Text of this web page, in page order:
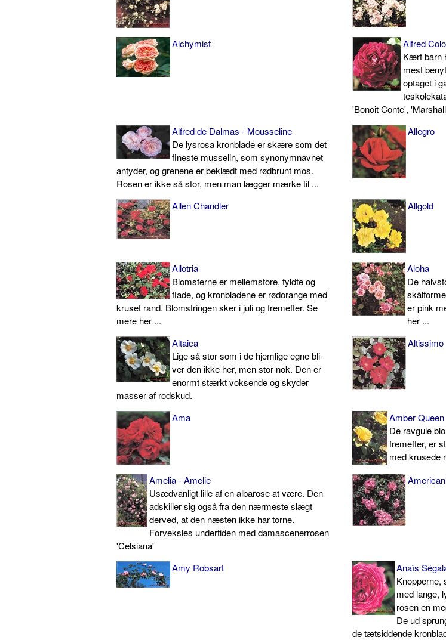
Alchymist
Alfred
Kært barn
mest
optaget i
'Bonoit Conte',
Alfred de Dalmas - Mousseline
De lysrosa kronblade er skære som det
fineste musselin, som synonymnavnet
antyder, og grenene er beklædt med rødbrunt mos.
Rosen er ikke så stor, men man lægger mærke til ...
Allegro
Allen Chandler Allgold
Allotria
Blomsterne er mellemstore, fyldte og
flade, og kronblade­ne er rødorange med
kruset rand. Blomstringen sker i juli og fremefter. Se
mere her ...
Aloha
De
er pink
her ...
Altaica
Lige så stor som i de hjemlige egne bli­
ver den ikke her, men stor nok. Den er
enormt stærkt voksende og skyder
masser af rodskud.
Altissimo
Ama
Amber Queen
De ravgule
fremefter, er
med krusede
Amelia - Amelie
Usædvanligt lille af en albarose at være. Den
adskiller sig også fra den nærmeste slægt
derved, at den næsten ikke har torne.
Forveksles undertiden med damascenerrosen
'Celsiana'
Amy Robsart
Anaïs
Knopperne,
med lange,
rosen en
De ud
de tætsiddende